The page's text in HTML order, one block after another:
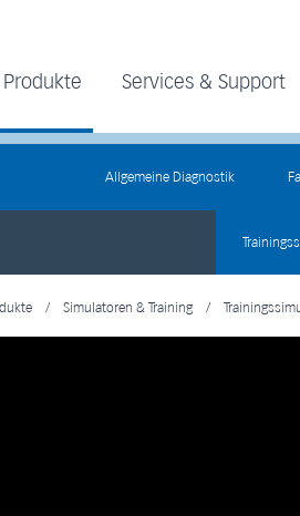
Produkte Services & Support
Allgemeine Diagnostik
/ Simulatoren & Training /